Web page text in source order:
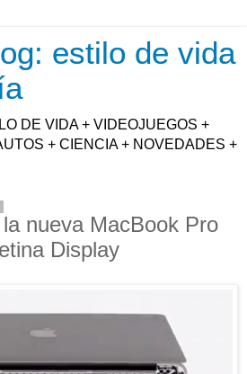
estilo de vida
DE VIDA + VIDEOJUEGOS +
+ CIENCIA + NOVEDADES +
nueva MacBook Pro
Display